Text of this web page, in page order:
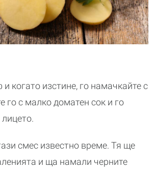
когато изстине, го намачкайте с
го с малко доматен сок и го
смес известно време. Тя ще
и ща намали черните